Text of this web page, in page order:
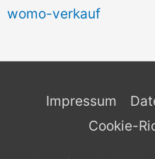
womo-verkauf
Impressum
Cookie-